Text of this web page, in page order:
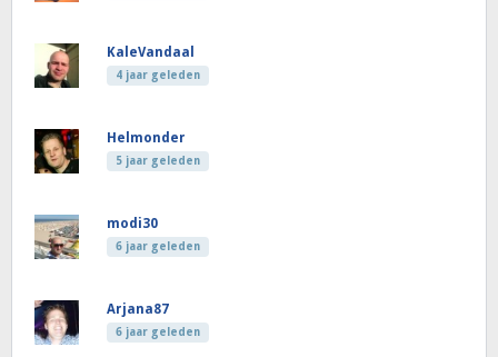
KaleVandaal
4 jaar geleden
Helmonder
5 jaar geleden
modi30
6 jaar geleden
Arjana87
6 jaar geleden